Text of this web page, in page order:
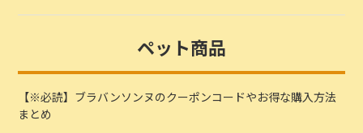
ペット商品
【※必読】ブラバンソンヌのクーポンコードやお得な購入方法
まとめ